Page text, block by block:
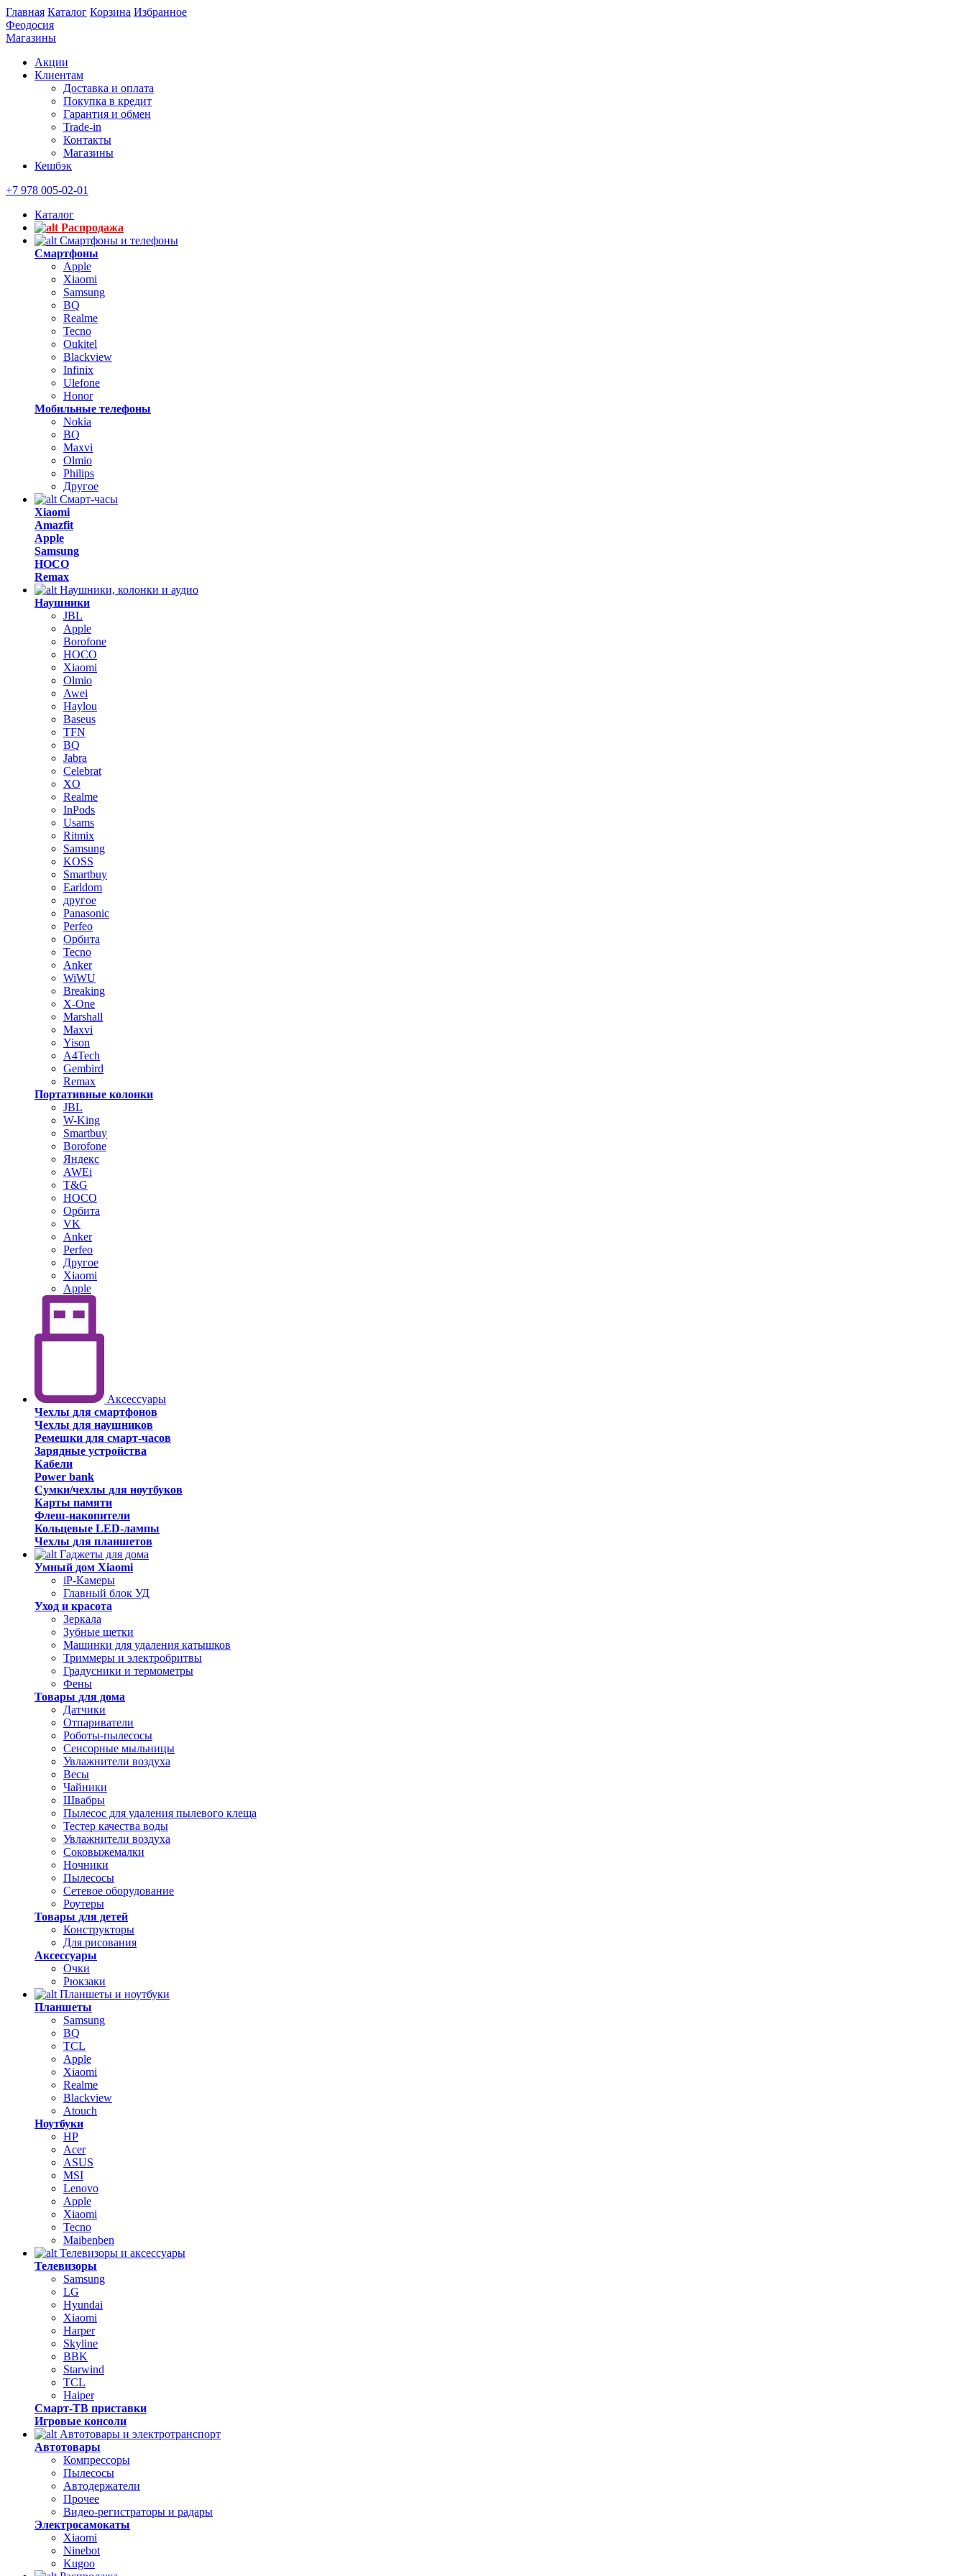
Главная Каталог Корзина Избранное
Феодосия
Магазины
Акции
Клиентам
Доставка и оплата
Покупка в кредит
Гарантия и обмен
Trade-in
Контакты
Магазины
Кешбэк
+7 978 005-02-01
Каталог
Распродажа
Смартфоны и телефоны
Смартфоны
Apple
Xiaomi
Samsung
BQ
Realme
Tecno
Oukitel
Blackview
Infinix
Ulefone
Honor
Мобильные телефоны
Nokia
BQ
Maxvi
Olmio
Philips
Другое
Смарт-часы
Xiaomi
Amazfit
Apple
Samsung
HOCO
Remax
Наушники, колонки и аудио
Наушники
JBL
Apple
Borofone
HOCO
Xiaomi
Olmio
Awei
Haylou
Baseus
TFN
BQ
Jabra
Celebrat
XO
Realme
InPods
Usams
Ritmix
Samsung
KOSS
Smartbuy
Earldom
другое
Panasonic
Perfeo
Орбита
Tecno
Anker
WiWU
Breaking
X-One
Marshall
Maxvi
Yison
A4Tech
Gembird
Remax
Портативные колонки
JBL
W-King
Smartbuy
Borofone
Яндекс
AWEi
T&G
HOCO
Орбита
VK
Anker
Perfeo
Другое
Xiaomi
Apple
Аксессуары
Чехлы для смартфонов
Чехлы для наушников
Ремешки для смарт-часов
Зарядные устройства
Кабели
Power bank
Сумки/чехлы для ноутбуков
Карты памяти
Флеш-накопители
Кольцевые LED-лампы
Чехлы для планшетов
Гаджеты для дома
Умный дом Xiaomi
iP-Камеры
Главный блок УД
Уход и красота
Зеркала
Зубные щетки
Машинки для удаления катышков
Триммеры и электробритвы
Градусники и термометры
Фены
Товары для дома
Датчики
Отпариватели
Роботы-пылесосы
Сенсорные мыльницы
Увлажнители воздуха
Весы
Чайники
Швабры
Пылесос для удаления пылевого клеща
Тестер качества воды
Увлажнители воздуха
Соковыжемалки
Ночники
Пылесосы
Сетевое оборудование
Роутеры
Товары для детей
Конструкторы
Для рисования
Аксессуары
Очки
Рюкзаки
Планшеты и ноутбуки
Планшеты
Samsung
BQ
TCL
Apple
Xiaomi
Realme
Blackview
Atouch
Ноутбуки
HP
Acer
ASUS
MSI
Lenovo
Apple
Xiaomi
Tecno
Maibenben
Телевизоры и аксессуары
Телевизоры
Samsung
LG
Hyundai
Xiaomi
Harper
Skyline
BBK
Starwind
TCL
Haiper
Смарт-ТВ приставки
Игровые консоли
Автотовары и электротранспорт
Автотовары
Компрессоры
Пылесосы
Автодержатели
Прочее
Видео-регистраторы и радары
Электросамокаты
Xiaomi
Ninebot
Kugoo